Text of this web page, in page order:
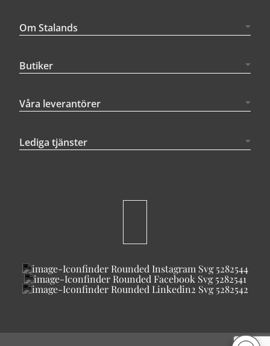
Om Stalands
Butiker
Våra leverantörer
Lediga tjänster